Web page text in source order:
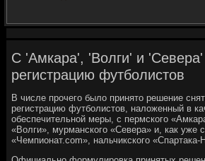
С 'Амкара', 'Волги' и 'Севера'
регистрацию футболистов
В числе прочего было принято решение
регистрацию футболистов, наложенный в
обеспечительной меры, с пермского
«Волги», мурманского «Севера» и, как уже
«Чемпионат.com», нальчикского «Спартака-